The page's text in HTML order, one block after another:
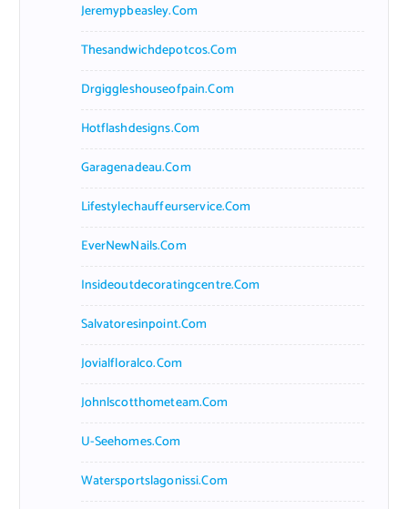
Jeremypbeasley.com
Thesandwichdepotcos.com
Drgiggleshouseofpain.com
Hotflashdesigns.com
Garagenadeau.com
Lifestylechauffeurservice.com
EverNewNails.com
Insideoutdecoratingcentre.com
Salvatoresinpoint.com
Jovialfloralco.com
Johnlscotthometeam.com
U-Seehomes.com
Watersportslagonissi.com